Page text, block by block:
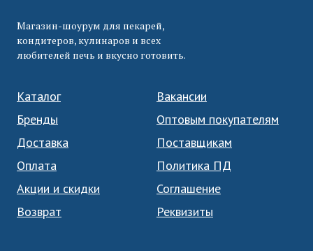
Магазин-шоурум для пекарей,
кондитеров, кулинаров и всех
любителей печь и вкусно готовить.
Каталог
Бренды
Доставка
Оплата
Акции и скидки
Возврат
Вакансии
Оптовым покупателям
Поставщикам
Политика ПД
Соглашение
Реквизиты